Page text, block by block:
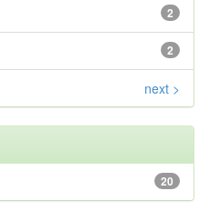
2
2
next >
20